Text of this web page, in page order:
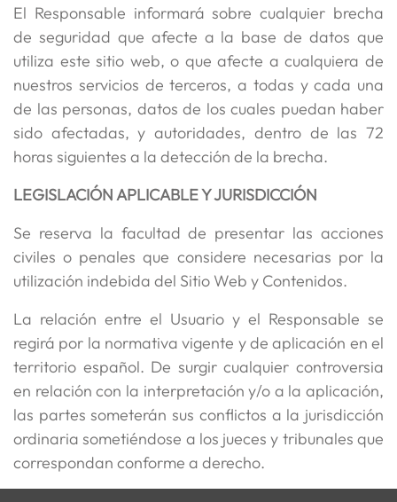
El Responsable informará sobre cualquier brecha
de seguridad que afecte a la base de datos que
utiliza este sitio web, o que afecte a cualquiera de
nuestros servicios de terceros, a todas y cada una
de las personas, datos de los cuales puedan haber
sido afectadas, y autoridades, dentro de las 72
horas siguientes a la detección de la brecha.
LEGISLACIÓN APLICABLE Y JURISDICCIÓN
Se reserva la facultad de presentar las acciones
civiles o penales que considere necesarias por la
utilización indebida del Sitio Web y Contenidos.
La relación entre el Usuario y el Responsable se
regirá por la normativa vigente y de aplicación en el
territorio español. De surgir cualquier controversia
en relación con la interpretación y/o a la aplicación,
las partes someterán sus conflictos a la jurisdicción
ordinaria sometiéndose a los jueces y tribunales que
correspondan conforme a derecho.